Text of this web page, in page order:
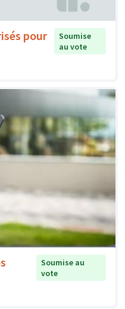
pour
Soumise
au vote
Soumise au
vote